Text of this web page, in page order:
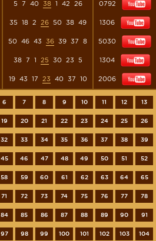
5 7 40 38 1 42 26 0792
35 18 2 26 50 38 49 1306
50 46 43 36 39 37 8 5030
38 7 1 25 30 23 5 1304
19 43 17 23 40 37 10 2006
6 7 8 9 10 11 12 13
19 20 21 22 23 24 25 26
32 33 34 35 36 37 38 39
45 46 47 48 49 50 51 52
58 59 60 61 62 63 64 65
71 72 73 74 75 76 77 78
84 85 86 87 88 89 90 91
97 98 99 100 101 102 103 104